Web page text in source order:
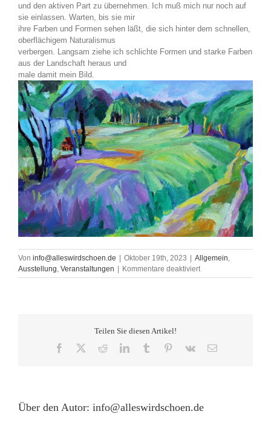
und den aktiven Part zu übernehmen. Ich muß mich nur noch auf
sie einlassen. Warten, bis sie mir
ihre Farben und Formen sehen läßt, die sich hinter dem schnellen,
oberflächigem Naturalismus
verbergen. Langsam ziehe ich schlichte Formen und starke Farben
aus der Landschaft heraus und
male damit mein Bild.
Von info@alleswirdschoen.de Oktober 19th, 2023 Allgemein,
Ausstellung, Veranstaltungen Kommentare deaktiviertfür
Gefühlsmalerei
Grünzeug
von
Teilen Sie diesen Artikel!
Facebook RedditLinkedInTumblr Pinterest
Vk
E-
Über den Autor: info@alleswirdschoen.de